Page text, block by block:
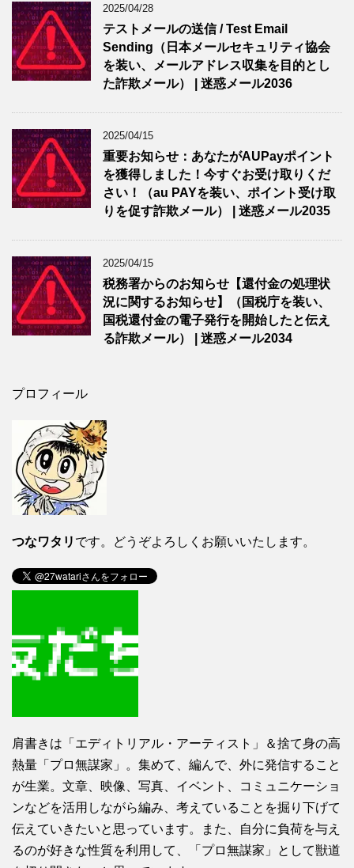
2025/04/28
テストメールの送信 / Test Email
Sending（日本メールセキュリティ協会
を装い、メールアドレス収集を目的とし
た詐欺メール） | 迷惑メール2036
2025/04/15
重要お知らせ：あなたがAUPayポイント
を獲得しました！今すぐお受け取りくだ
さい！（au PAYを装い、ポイント受け取
りを促す詐欺メール） | 迷惑メール2035
2025/04/15
税務署からのお知らせ【還付金の処理状
況に関するお知らせ】（国税庁を装い、
国税還付金の電子発行を開始したと伝え
る詐欺メール） | 迷惑メール2034
プロフィール
つなワタリ です。どうぞよろしくお願いいたします。
肩書きは「エディトリアル・アーティスト」＆捨て身の高
熱量「プロ無謀家」。集めて、編んで、外に発信すること
が生業。文章、映像、写真、イベント、コミュニケーショ
ンなどを活用しながら編み、考えていることを掘り下げて
伝えていきたいと思っています。また、自分に負荷を与え
るのが好きな性質を利用して、「プロ無謀家」として獣道